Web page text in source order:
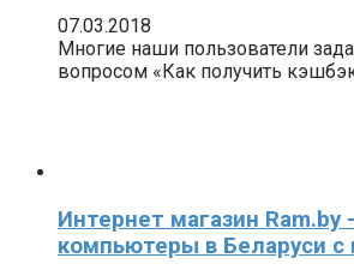
07.03.2018
Многие наши пользователи
вопросом «Как получить
Интернет магазин Ram.by
компьютеры в Беларуси с